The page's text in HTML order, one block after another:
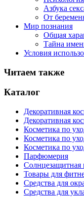
Азбука
От
Мир познания
Общая
Тайна
Условия
Читаем также
Каталог
Декоративная
Декоративная
Косметика по
Косметика по
Косметика по
Парфюмерия
Солнцезащитная
Товары для
Средства для
Средства для